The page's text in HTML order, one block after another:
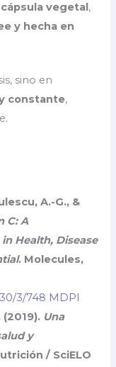
cápsula vegetal,
y hecha en
sino en
constante,
A.-G., &
C: A
Health, Disease
. Molecules,
3/748 MDPI
(2019). Una
y
/ SciELO